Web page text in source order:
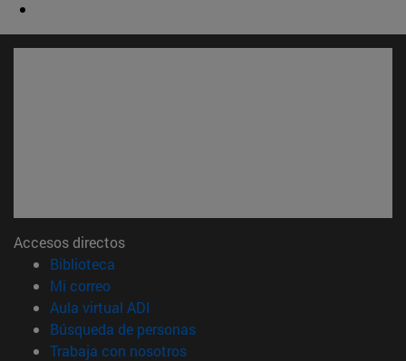
Accesos directos
Biblioteca
Mi correo(abre en nueva ventana)
Aula virtual ADI
Búsqueda de personas(abre en nueva ventana)
Trabaja con nosotros(abre en nueva ventana)